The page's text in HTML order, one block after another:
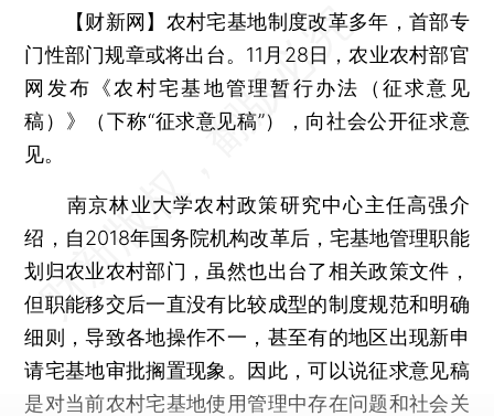
【财新网】 农村宅基地制度改革多年，首部专
门性部门规章或将出台。11月28日，农业农村部官
网发布《农村宅基地管理暂行办法（征求意见
稿）》（下称“征求意见稿”），向社会公开征求意
见。
南京林业大学农村政策研究中心主任高强介
绍，自2018年国务院机构改革后，宅基地管理职能
划归农业农村部门，虽然也出台了相关政策文件，
但职能移交后一直没有比较成型的制度规范和明确
细则，导致各地操作不一，甚至有的地区出现新申
请宅基地审批搁置现象。因此，可以说征求意见稿
是对当前农村宅基地使用管理中存在问题和社会关